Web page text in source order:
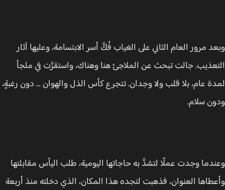
مرور العام الثاني على الغياب فُكَّ أسر الابتسامة، وعليها آثار
جالت تبحث عن الملاجئ هنا وهناك، واستقرَّت في ملجأ
عام، بلا قلب ولا وجدان. تتجرع كأس الذل والهوان ... دون رغبةٍ،
سلام.
وجدت عملًا لتسُدَّ به حاجاتها اليومية، طلب اليأس مقابلتها
العنوان، فذهبت لتجده هذا المكان، الذي دخلته منذ أربعة